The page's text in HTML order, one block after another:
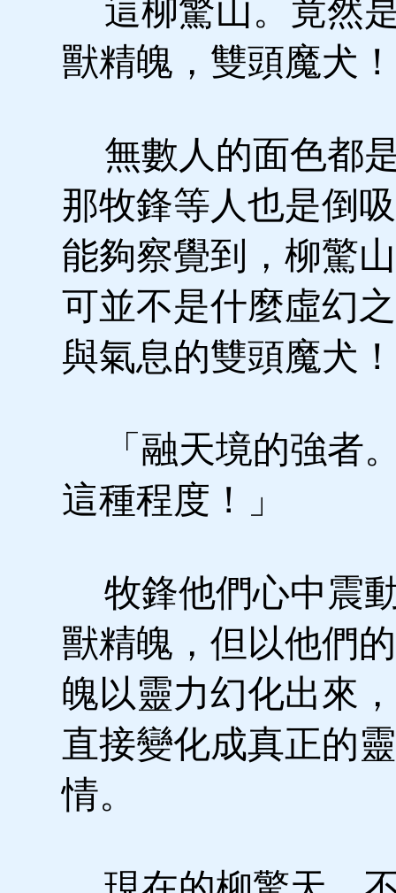
這柳驚山。竟然
獸精魄，雙頭魔犬！
無數人的面色都
那牧鋒等人也是倒
能夠察覺到，柳驚
可並不是什麼虛幻
與氣息的雙頭魔犬！
「融天境的強者
這種程度！」
牧鋒他們心中震
獸精魄，但以他們
魄以靈力幻化出來
直接變化成真正的
情。